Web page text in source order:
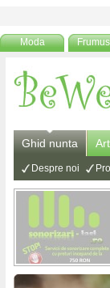
Moda
Ghid nunta
Despre noi